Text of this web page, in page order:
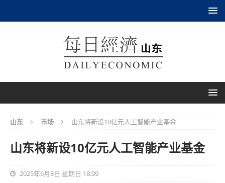
山东 市场 山东将新设10亿元人工智能产业基金
山东将新设10亿元人工智能产业基金
2025年6月8日 星期日 18:09